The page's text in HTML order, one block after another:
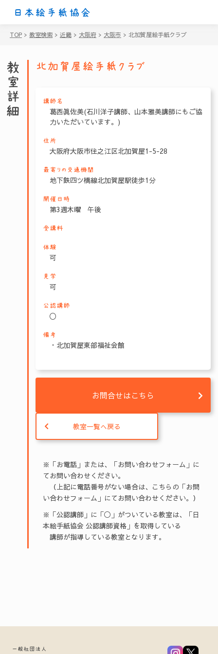
日本絵手紙協会
TOP > 教室検索 > 近畿 > 大阪府 > 大阪市 > 北加賀屋絵手紙クラブ
教室詳細 北加賀屋絵手紙クラブ
講師名
葛西眞佐美(石川洋子講師、山本雅美講師にもご協
力いただいています。)
住所
大阪府大阪市住之江区北加賀屋1-5-28
最寄りの交通機関
地下鉄四ツ橋線北加賀屋駅徒歩1分
開催日時
第3週木曜 午後
受講料
体験
可
見学
可
公認講師
〇
備考
・北加賀屋東部福祉会館
お問合せはこちら
教室一覧へ戻る
※「お電話」または、「お問い合わせフォーム」に
てお問い合わせください。
（上記に電話番号がない場合は、こちらの「お問
い合わせフォーム」にてお問い合わせください。）
※「公認講師」に「◯」がついている教室は、「日
本絵手紙協会 公認講師資格」を取得している
講師が指導している教室となります。
一般社団法人